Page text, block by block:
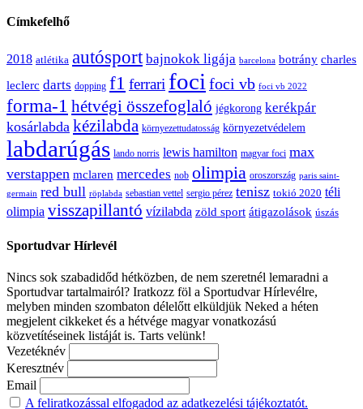
Címkefelhő
2018 atlétika autósport bajnokok ligája barcelona botrány charles
leclerc darts dopping f1 ferrari foci foci vb foci vb 2022
forma-1 hétvégi összefoglaló jégkorong kerékpár
kosárlabda kézilabda környezettudatosság környezetvédelem
labdarúgás lando norris lewis hamilton magyar foci max
verstappen mclaren mercedes nob olimpia oroszország paris saint-
germain red bull röplabda sebastian vettel sergio pérez tenisz tokió 2020 téli
olimpia visszapillantó vízilabda zöld sport átigazolások úszás
Sportudvar Hírlevél
Nincs sok szabadidőd hétközben, de nem szeretnél lemaradni a
Sportudvar tartalmairól? Iratkozz föl a Sportudvar Hírlevélre,
melyben minden szombaton délelőtt elküldjük Neked a héten
megjelent cikkeket és a hétvége magyar vonatkozású
közvetítéseinek listáját is. Tarts velünk!
Vezetéknév
Keresztnév
Email
A feliratkozással elfogadod az adatkezelési tájékoztatót.